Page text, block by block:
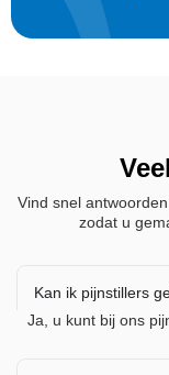
Vind snel
zodat u
Kan ik pijnstillers
Ja, u kunt bij ons